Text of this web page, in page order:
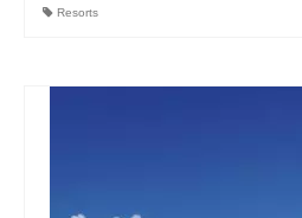
Resorts